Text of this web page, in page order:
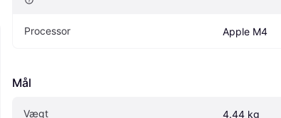
Processor Apple M4
Mål
Vægt 4.44 kg